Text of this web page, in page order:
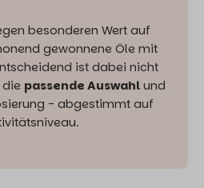
besonderen Wert auf
gewonnene Öle mit
ist dabei nicht
die passende Auswahl und
- abgestimmt auf